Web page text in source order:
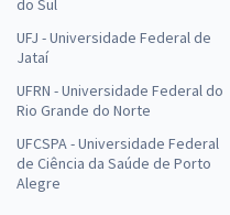
do Sul
UFJ - Universidade Federal de
Jataí
UFRN - Universidade Federal do
Rio Grande do Norte
UFCSPA - Universidade Federal
de Ciência da Saúde de Porto
Alegre